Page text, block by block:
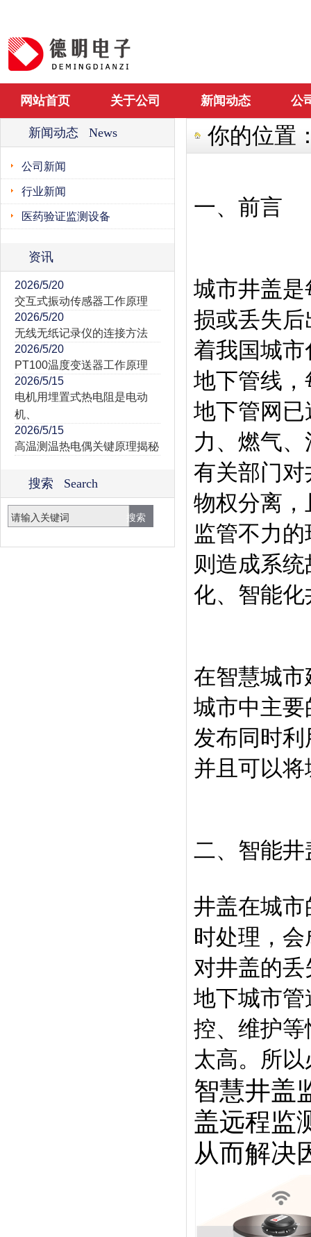
网站首页 关于公司 新闻动态 公
新闻动态 News
公司新闻
行业新闻
医药验证监测设备
资讯
2026/5/20
交互式振动传感器工作原理
2026/5/20
无线无纸记录仪的连接方法
2026/5/20
PT100温度变送器工作原理
2026/5/15
电机用埋置式热电阻是电动
机、
2026/5/15
高温测温热电偶关键原理揭秘
搜索 Search
你的位置
一、前言
城市井盖
损或丢失
着我国城
地下管线
地下管网
力、燃气
有关部门
物权分离
监管不力
则造成系
化、智能
在智慧城
城市中主
发布同时
并且可以
二、智能
井盖在城
时处理，
对井盖的
地下城市
控、维护
太高。所
智慧井盖
盖远程监
从而解决